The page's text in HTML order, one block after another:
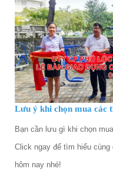
Lưu ý khi chọn mua các
Bạn cần lưu gì khi chọn
Click ngay để tìm hiểu
hôm nay nhé!